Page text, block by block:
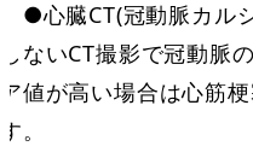
●心臓CT(冠動脈カル
しないCT撮影で冠動脈
ア値が高い場合は心筋
す。 ●